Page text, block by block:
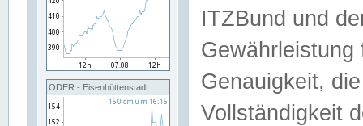
ODER - Eisenhüttenstadt
ITZBund und
Genauigkeit,
Vollständigkeit